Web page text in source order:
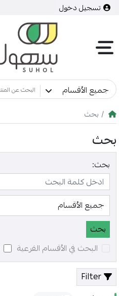
تسجيل دخول
جميع الأقسام
بحث
بحث
بحث:
البحث في الأقسام الفرعية
Filter